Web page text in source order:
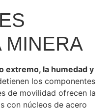
MINERA
extremo, la humedad y
los componentes
de movilidad ofrecen la
con núcleos de acero